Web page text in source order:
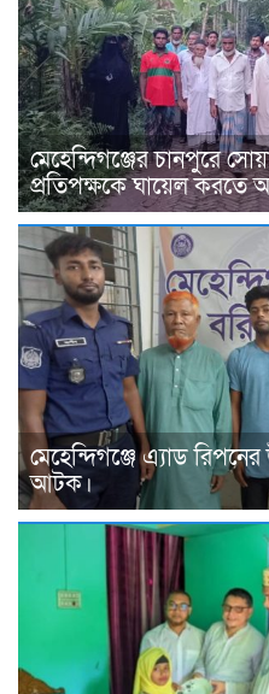
মেহেন্দিগঞ্জের চানপুরে
প্রতিপক্ষকে ঘায়েল করতে
মেহেন্দিগঞ্জে এ্যাড
আটক।